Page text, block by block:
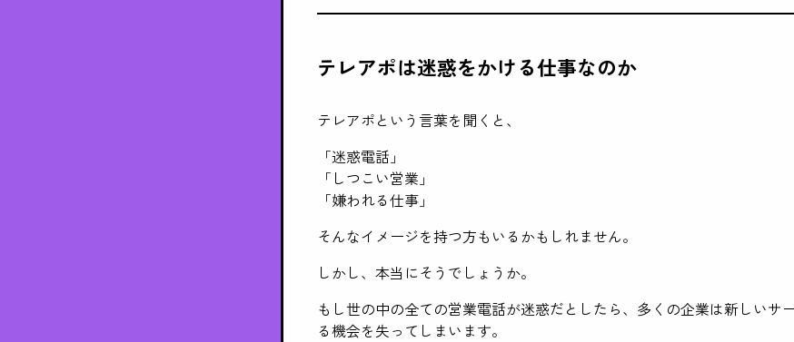
テレアポは迷惑をかける仕事なのか
テレアポという言葉を聞くと、
「迷惑電話」
「しつこい営業」
「嫌われる仕事」
そんなイメージを持つ方もいるかもしれません。
しかし、本当にそうでしょうか。
もし世の中の全ての営業電話が迷惑だとしたら、多くの企業は新しいサ
る機会を失ってしまいます。